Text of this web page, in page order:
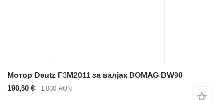
Мотор Deutz F3M2011 за валјак BOMAG BW90
190,60 €
1.000 RON